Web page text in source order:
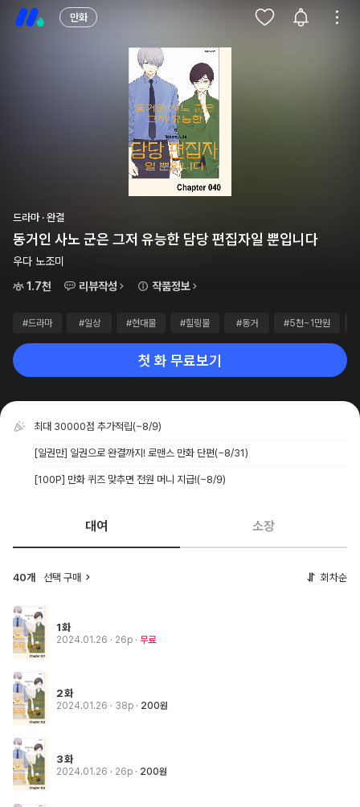
만화
드라마 · 완결
동거인 사노 군은 그저 유능한 담당 편집자일 뿐입니다
우다 노조미
1.7천
리뷰작성 작품정보
#드라마 #일상 #현대물 #힐링물 #동거 #5천~1만원
첫 화 무료보기
최대 30000점 추가적립(~8/9)
[일권만] 일권으로 완결까지! 로맨스 만화 단편(~8/31)
[100P] 만화 퀴즈 맞추면 전원 머니 지급!(~8/9)
대여 소장
40개 선택 구매 회차순
1화
2024.01.26 · 26p 무료
2화
2024.01.26 · 38p 200원
3화
2024.01.26 · 26p 200원